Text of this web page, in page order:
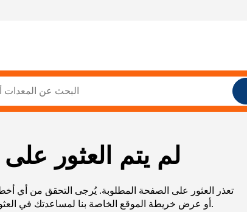
لم يتم العثور
تعذر العثور على الصفحة المطلوبة. يُرجى التحقق من أي
URL، أو عرض خريطة الموقع الخاصة بنا لمساعدتك في العثور على ما تريد.